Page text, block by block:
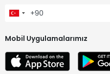
Mobil Uygulamalarımız